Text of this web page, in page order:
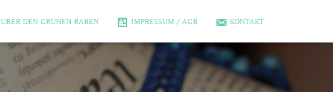
ÜBER DEN GRÜNEN RABEN IMPRESSUM / AGB KONTAKT